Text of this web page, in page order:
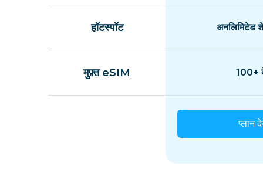
हॉटस्पॉट अनलिमिटेड
मुफ़्त eSIM 100+
प्लान